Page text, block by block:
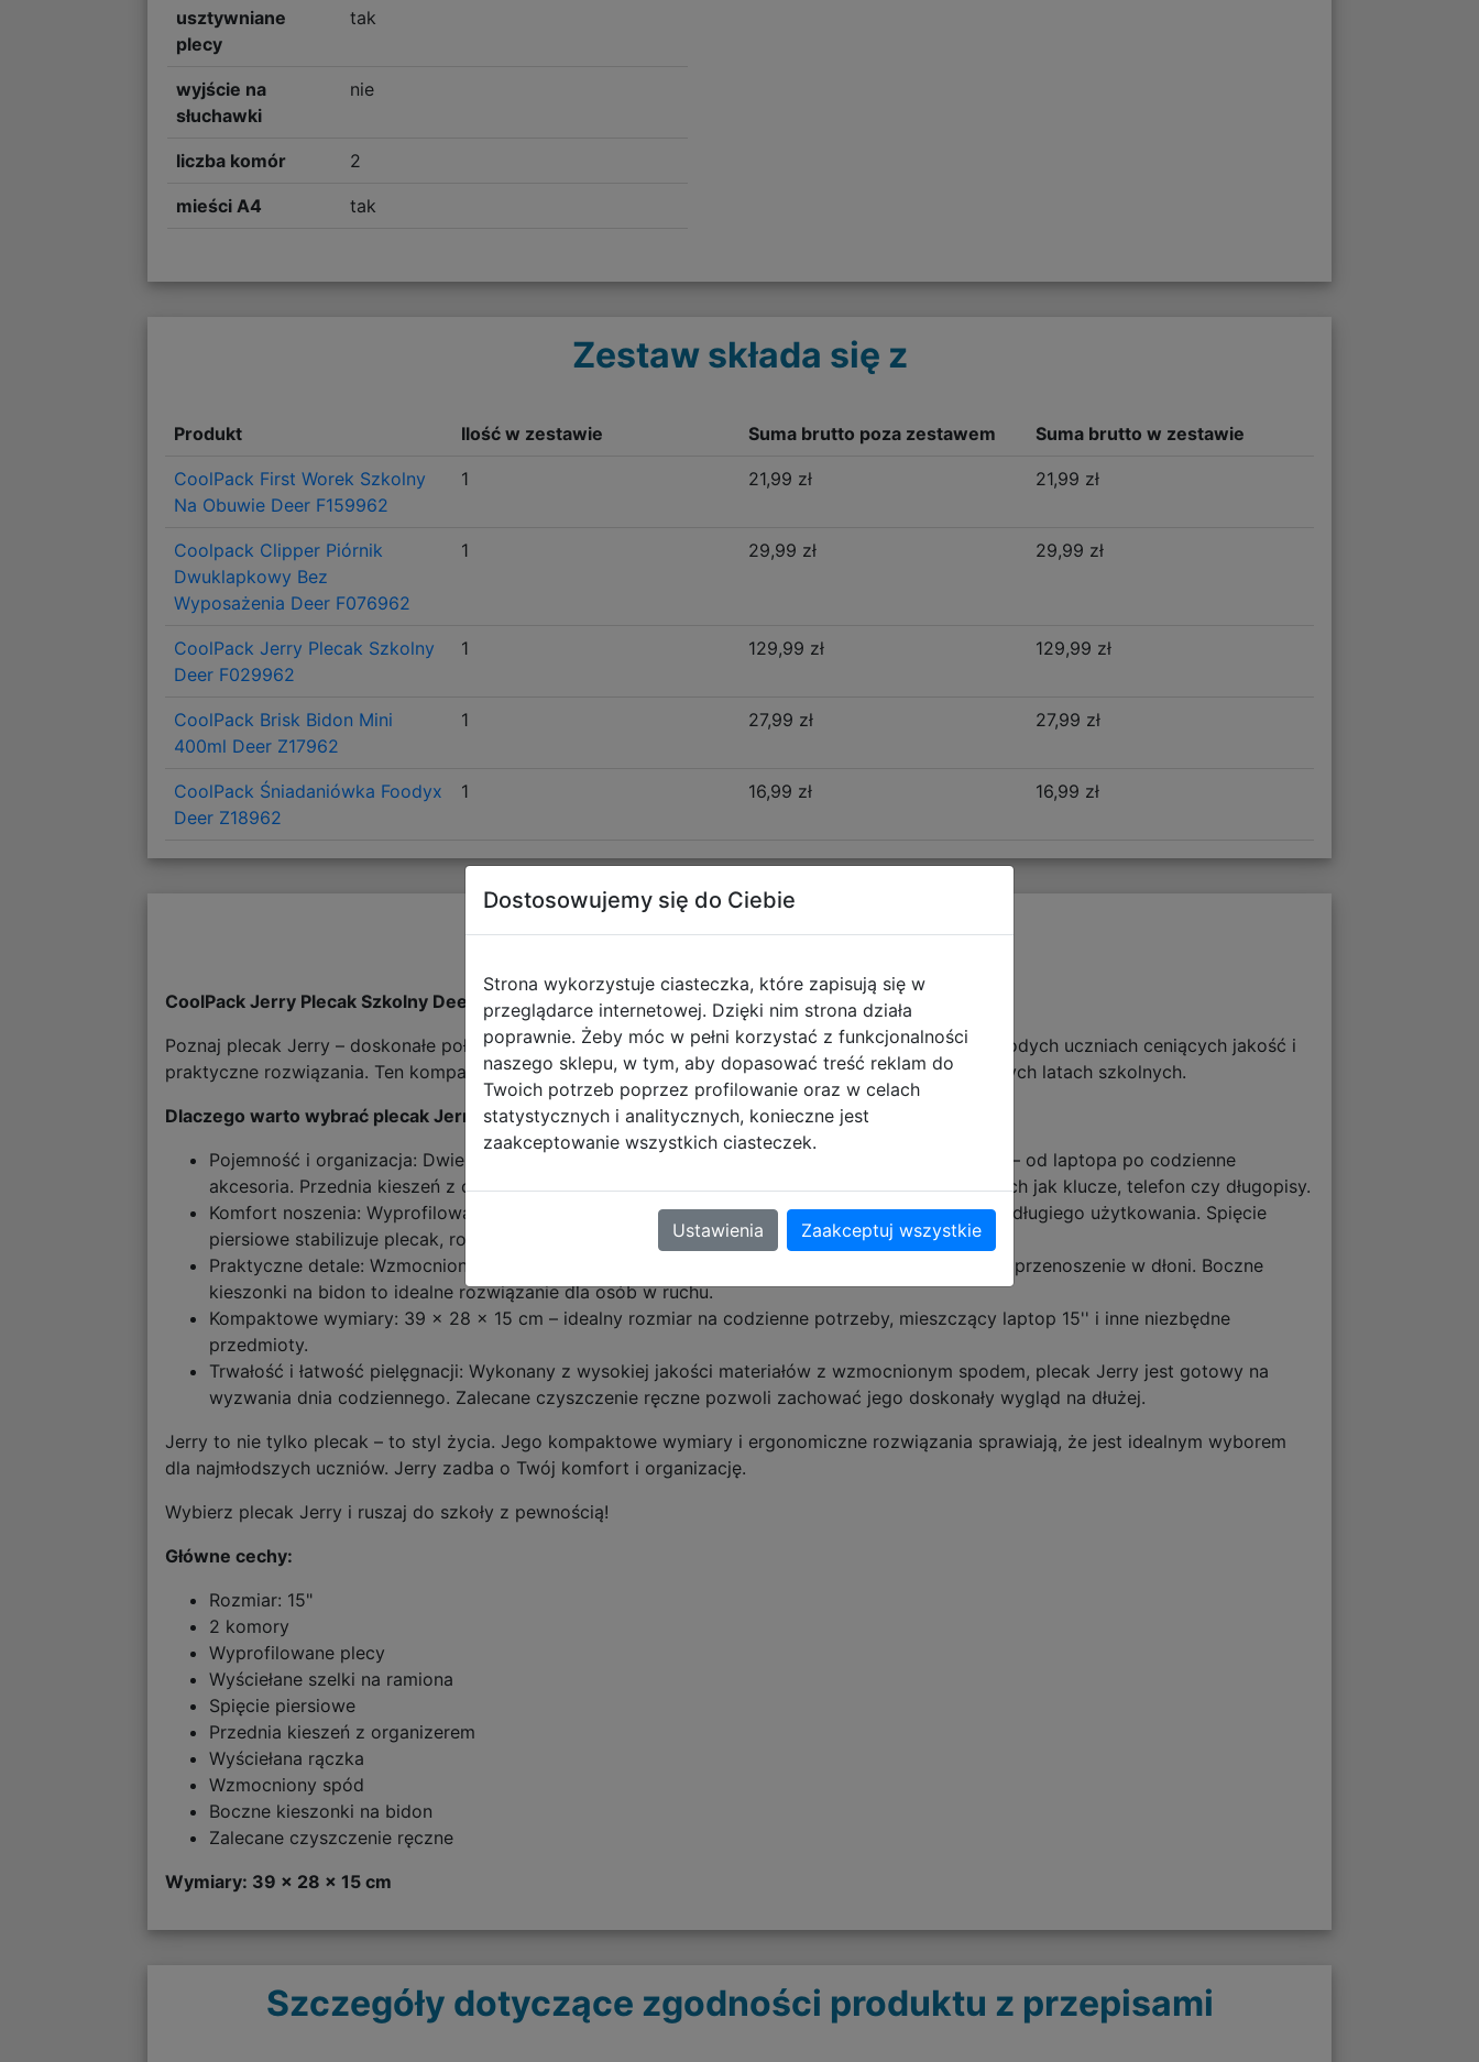
usztywniane
plecy
tak
wyjście na
słuchawki
nie
liczba komór 2
mieści A4 tak
Zestaw składa się z
Produkt Ilość w zestawie Suma brutto poza zestawem Suma brutto w zestawie
CoolPack First Worek Szkolny
Na Obuwie Deer F159962
1 21,99 zł 21,99 zł
Coolpack Clipper Piórnik
Dwuklapkowy Bez
Wyposażenia Deer F076962
1 29,99 zł 29,99 zł
CoolPack Jerry Plecak Szkolny
Deer F029962
1 129,99 zł 129,99 zł
CoolPack Brisk Bidon Mini
400ml Deer Z17962
1 27,99 zł 27,99 zł
CoolPack Śniadaniówka Foodyx
Deer Z18962
1 16,99 zł 16,99 zł
Opis produktu
CoolPack Jerry Plecak Szkolny Deer F029962
Poznaj plecak Jerry – doskonałe połączenie stylu, funkcjonalności i wygody, stworzone z myślą o młodych uczniach ceniących jakość i
praktyczne rozwiązania. Ten kompaktowy plecak o rozmiarze 15" sprawdzi się doskonale w pierwszych latach szkolnych.
Dlaczego warto wybrać plecak Jerry?
Pojemność i organizacja: Dwie przestronne komory pomieszczą wszystko, czego potrzebujesz – od laptopa po codzienne
akcesoria. Przednia kieszeń z organizerem pozwoli utrzymać porządek wśród drobiazgów, takich jak klucze, telefon czy długopisy.
Komfort noszenia: Wyprofilowane plecy i wyściełane szelki zapewniają wygodę nawet podczas długiego użytkowania. Spięcie
piersiowe stabilizuje plecak, rozkładając ciężar równomiernie.
Praktyczne detale: Wzmocniony spód chroni przed uszkodzeniami, a wyściełana rączka ułatwia przenoszenie w dłoni. Boczne
kieszonki na bidon to idealne rozwiązanie dla osób w ruchu.
Kompaktowe wymiary: 39 x 28 x 15 cm – idealny rozmiar na codzienne potrzeby, mieszczący laptop 15'' i inne niezbędne
przedmioty.
Trwałość i łatwość pielęgnacji: Wykonany z wysokiej jakości materiałów z wzmocnionym spodem, plecak Jerry jest gotowy na
wyzwania dnia codziennego. Zalecane czyszczenie ręczne pozwoli zachować jego doskonały wygląd na dłużej.
Jerry to nie tylko plecak – to styl życia. Jego kompaktowe wymiary i ergonomiczne rozwiązania sprawiają, że jest idealnym wyborem
dla najmłodszych uczniów. Jerry zadba o Twój komfort i organizację.
Wybierz plecak Jerry i ruszaj do szkoły z pewnością!
Główne cechy:
Rozmiar: 15"
2 komory
Wyprofilowane plecy
Wyściełane szelki na ramiona
Spięcie piersiowe
Przednia kieszeń z organizerem
Wyściełana rączka
Wzmocniony spód
Boczne kieszonki na bidon
Zalecane czyszczenie ręczne
Wymiary: 39 x 28 x 15 cm
Szczegóły dotyczące zgodności produktu z przepisami
Dostosowujemy się do Ciebie
Strona wykorzystuje ciasteczka, które zapisują się w
przeglądarce internetowej. Dzięki nim strona działa
poprawnie. Żeby móc w pełni korzystać z funkcjonalności
naszego sklepu, w tym, aby dopasować treść reklam do
Twoich potrzeb poprzez profilowanie oraz w celach
statystycznych i analitycznych, konieczne jest
zaakceptowanie wszystkich ciasteczek.
Ustawienia Zaakceptuj wszystkie